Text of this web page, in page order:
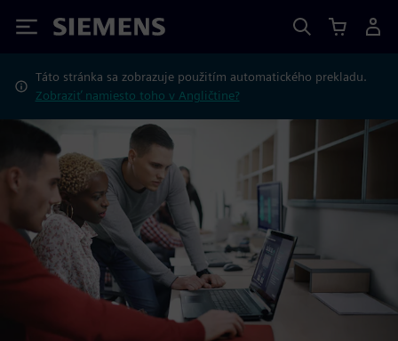
Siemens
Táto stránka sa zobrazuje použitím automatického prekladu.
Zobraziť namiesto toho v Angličtine?